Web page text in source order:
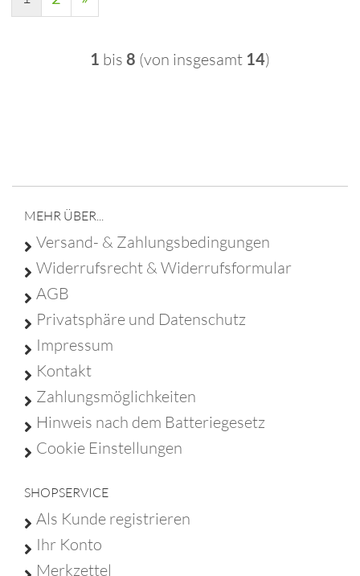
1 bis 8 (von insgesamt 14)
MEHR ÜBER...
Versand- & Zahlungsbedingungen
Widerrufsrecht & Widerrufsformular
AGB
Privatsphäre und Datenschutz
Impressum
Kontakt
Zahlungsmöglichkeiten
Hinweis nach dem Batteriegesetz
Cookie Einstellungen
SHOPSERVICE
Als Kunde registrieren
Ihr Konto
Merkzettel